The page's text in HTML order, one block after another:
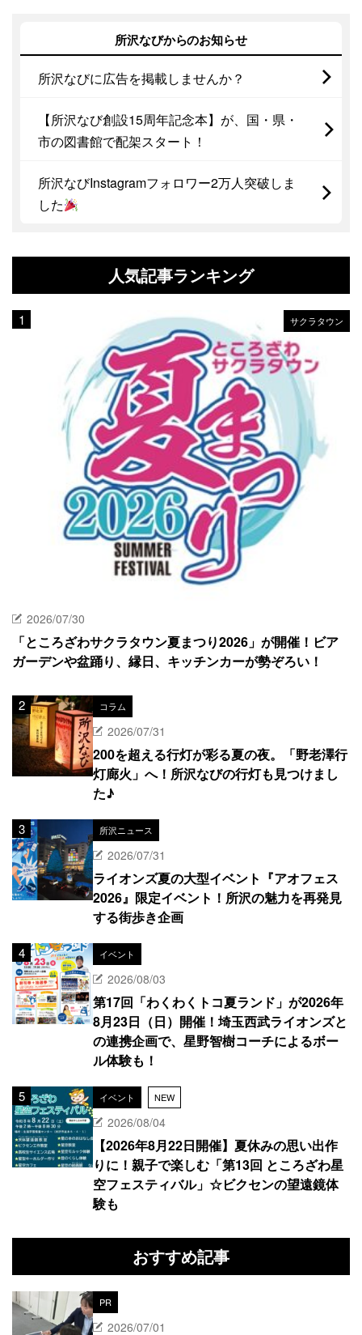
所沢なびからのお知らせ
所沢なびに広告を掲載しませんか？
【所沢なび創設15周年記念本】が、国・県・
市の図書館で配架スタート！
所沢なびInstagramフォロワー2万人突破しま
した
人気記事ランキング
サクラタウン
2026/07/30
「ところざわサクラタウン夏まつり2026」が開催！ビア
ガーデンや盆踊り、縁日、キッチンカーが勢ぞろい！
コラム
2026/07/31
200を超える行灯が彩る夏の夜。「野老澤行
灯廊火」へ！所沢なびの行灯も見つけまし
た♪
所沢ニュース
2026/07/31
ライオンズ夏の大型イベント『アオフェス
2026』限定イベント！所沢の魅力を再発見
する街歩き企画
イベント
2026/08/03
第17回「わくわくトコ夏ランド」が2026年
8月23日（日）開催！埼玉西武ライオンズと
の連携企画で、星野智樹コーチによるボー
ル体験も！
イベント NEW
2026/08/04
【2026年8月22日開催】夏休みの思い出作
りに！親子で楽しむ「第13回 ところざわ星
空フェスティバル」☆ビクセンの望遠鏡体
験も
おすすめ記事
PR
2026/07/01